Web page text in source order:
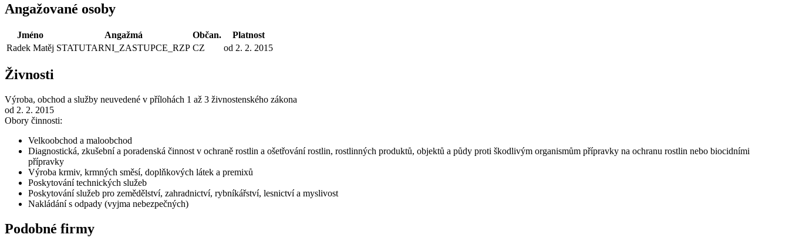
Angažované osoby
Jméno Angažmá Občan.
Platnost
Radek Matěj STATUTARNI_ZASTUPCE_RZP CZ od 2. 2. 2015
Živnosti
Výroba, obchod a služby neuvedené v přílohách 1 až 3 živnostenského zákona
od 2. 2. 2015
Obory činnosti:
Velkoobchod a maloobchod
Diagnostická, zkušební a poradenská činnost v ochraně rostlin a ošetřování rostlin, rostlinných produktů, objektů a půdy proti škodlivým organismům přípravky na ochranu rostlin nebo biocidními
přípravky
Výroba krmiv, krmných směsí, doplňkových látek a premixů
Poskytování technických služeb
Poskytování služeb pro zemědělství, zahradnictví, rybníkářství, lesnictví a myslivost
Nakládání s odpady (vyjma nebezpečných)
Podobné firmy